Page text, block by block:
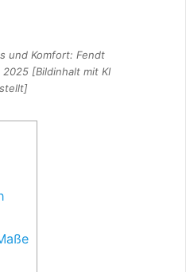
und Komfort: Fendt
2025 [Bildinhalt mit KI